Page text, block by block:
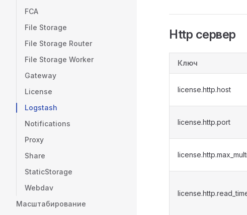
FCA
File Storage
File Storage Router
File Storage Worker
Gateway
License
Logstash
Notifications
Proxy
Share
StaticStorage
Webdav
Масштабирование
Http сервер
Ключ
license.http.host
license.http.port